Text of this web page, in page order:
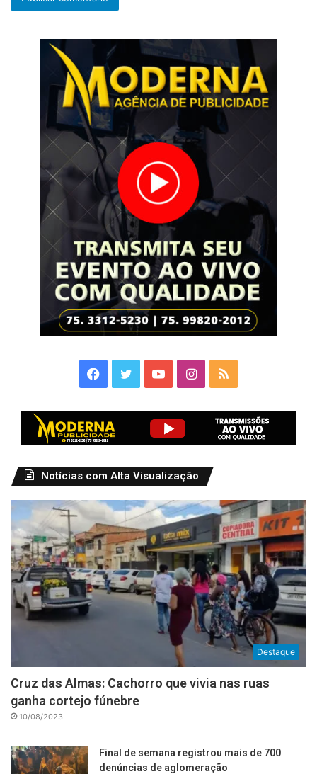
Facebook
TwitterYouTubeInstagram
RSS
Notícias com Alta Visualização
Destaque
Cruz das Almas: Cachorro que vivia nas ruas
ganha cortejo fúnebre
10/08/2023
Final de semana registrou mais de 700
denúncias de aglomeração